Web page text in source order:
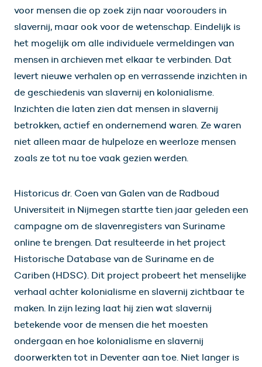
voor mensen die op zoek zijn naar voorouders in
slavernij, maar ook voor de wetenschap. Eindelijk is
het mogelijk om alle individuele vermeldingen van
mensen in archieven met elkaar te verbinden. Dat
levert nieuwe verhalen op en verrassende inzichten in
de geschiedenis van slavernij en kolonialisme.
Inzichten die laten zien dat mensen in slavernij
betrokken, actief en ondernemend waren. Ze waren
niet alleen maar de hulpeloze en weerloze mensen
zoals ze tot nu toe vaak gezien werden.
Historicus dr. Coen van Galen van de Radboud
Universiteit in Nijmegen startte tien jaar geleden een
campagne om de slavenregisters van Suriname
online te brengen. Dat resulteerde in het project
Historische Database van de Suriname en de
Cariben (HDSC). Dit project probeert het menselijke
verhaal achter kolonialisme en slavernij zichtbaar te
maken. In zijn lezing laat hij zien wat slavernij
betekende voor de mensen die het moesten
ondergaan en hoe kolonialisme en slavernij
doorwerkten tot in Deventer aan toe. Niet langer is